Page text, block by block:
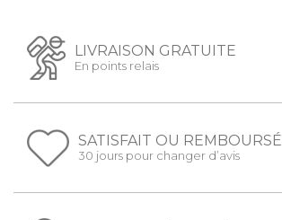
LIVRAISON GRATUITE
En points relais
SATISFAIT OU REMBOURSÉ
30 jours pour changer d’avis